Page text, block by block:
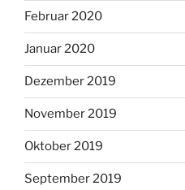
Februar 2020
Januar 2020
Dezember 2019
November 2019
Oktober 2019
September 2019